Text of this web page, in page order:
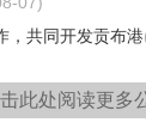
，共同开发贡布港
此处阅读更多